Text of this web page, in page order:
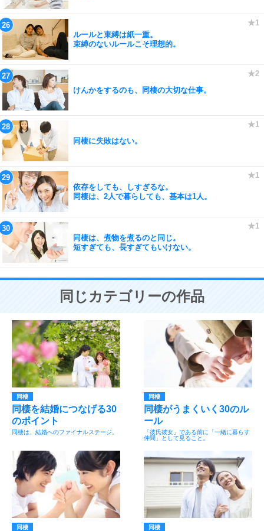
ルールと束縛は紙一重。
束縛のないルールこそ理想的。
けんかをするのも、同棲の大切な仕事。
同棲に失敗はない。
依存をしても、しすぎるな。
同棲は、2人で暮らしても、基本は1人。
同棲は、煮物を煮るのと同じ。
短すぎても、長すぎてもいけない。
同じカテゴリーの作品
同棲
同棲を結婚につなげる30
のポイント
同棲は、結婚へのファイナルステージ。
同棲
同棲がうまくいく30のル
ール
「彼氏彼女」である前に「一緒に暮らす
仲間」として見ること。
同棲 同棲